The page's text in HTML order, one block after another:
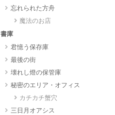
忘れられた方舟
魔法のお店
書庫
君憶う保存庫
最後の街
壊れし燈の保管庫
秘密のエリア・オフィス
カチカチ蟹穴
三日月オアシス